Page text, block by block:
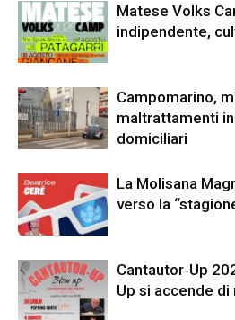
Matese Volks
indipendente,
Campomarino,
maltrattamenti
domiciliari
La Molisana
verso la
Cantautor‑Up
Up si accende